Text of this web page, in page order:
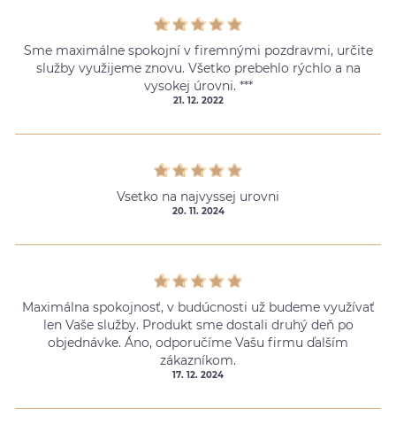
Sme maximálne spokojní v firemnými pozdravmi, určite
služby využijeme znovu. Všetko prebehlo rýchlo a na
vysokej úrovni. ***
21. 12. 2022
Vsetko na najvyssej urovni
20. 11. 2024
Maximálna spokojnosť, v budúcnosti už budeme využívať
len Vaše služby. Produkt sme dostali druhý deň po
objednávke. Áno, odporučíme Vašu firmu ďalším
zákazníkom.
17. 12. 2024